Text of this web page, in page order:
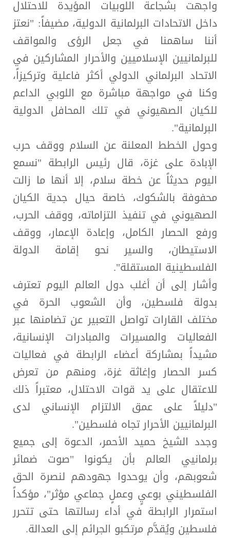
واجهت بشجاعة اللوبيات المؤيدة للاحتلال
داخل الاتحادات البرلمانية الدولية، مضيفاً: "نعتز
أننا ساهمنا في جعل الرؤى والمواقف
للبرلمانيين الإسلاميين والأحرار المشاركين في
الاتحاد البرلماني الدولي أكثر فاعلية وتركيزاً،
وكنا في مواجهة مباشرة مع اللوبي الداعم
للكيان الصهيوني في تلك المحافل الدولية
البرلمانية".
وحول الخطط المعلنة عن السلام ووقف حرب
الإبادة على غزة، قال رئيس الرابطة "نسمع
اليوم حديثاً عن خطة سلام، إلا أنها ما زالت
محفوفة بالشكوك، خاصة حيال جدية الكيان
الصهيوني في تنفيذ التزاماته، ووقف الحرب،
ورفع الحصار الكامل، وإعادة الإعمار، ووقف
الاستيطان، والسير نحو إقامة الدولة
الفلسطينية المستقلة".
وأشار إلى أن أغلب دول العالم اليوم تعترف
بدولة فلسطين، وأن الشعوب الحرة في
مختلف القارات تواصل التعبير عن تضامنها عبر
الفعاليات والمسيرات والمبادرات الإنسانية،
مشيداً بمشاركة أعضاء الرابطة في فعاليات
كسر الحصار وإغاثة غزة، ومنهم من تعرض
للاعتقال على يد قوات الاحتلال، معتبراً ذلك
"دليلاً على عمق الالتزام الإنساني لدى
البرلمانيين الأحرار تجاه فلسطين".
وجدد الشيخ حميد الأحمر، الدعوة إلى جميع
برلمانيي العالم بأن يكونوا "صوت ضمائر
شعوبهم، وأن يوحدوا جهودهم لنصرة الحق
الفلسطيني بوعيٍ وعملٍ جماعي مؤثر"، مؤكداً
استمرار الرابطة في أداء رسالتها حتى تتحرر
فلسطين ويُقدَّم مرتكبو الجرائم إلى العدالة.